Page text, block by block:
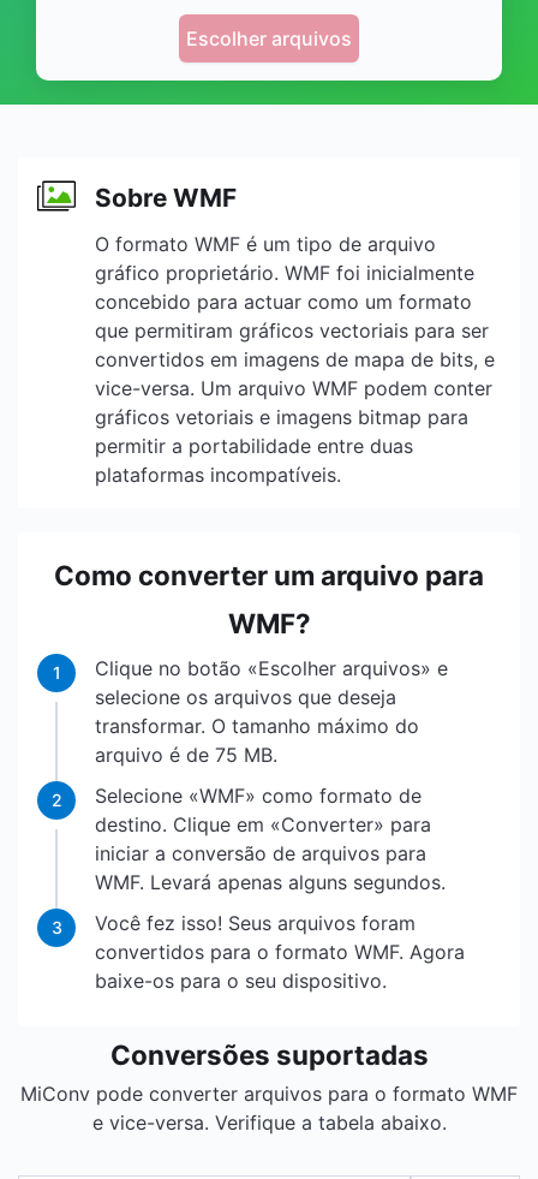
Escolher arquivos
Sobre WMF
O formato WMF é um tipo de arquivo
gráfico proprietário. WMF foi inicialmente
concebido para actuar como um formato
que permitiram gráficos vectoriais para ser
convertidos em imagens de mapa de bits, e
vice-versa. Um arquivo WMF podem conter
gráficos vetoriais e imagens bitmap para
permitir a portabilidade entre duas
plataformas incompatíveis.
Como converter um arquivo para
WMF?
1
Clique no botão «Escolher arquivos» e
selecione os arquivos que deseja
transformar. O tamanho máximo do
arquivo é de 75 MB.
2
Selecione «WMF» como formato de
destino. Clique em «Converter» para
iniciar a conversão de arquivos para
WMF. Levará apenas alguns segundos.
3
Você fez isso! Seus arquivos foram
convertidos para o formato WMF. Agora
baixe-os para o seu dispositivo.
Conversões suportadas
MiConv pode converter arquivos para o formato WMF
e vice-versa. Verifique a tabela abaixo.